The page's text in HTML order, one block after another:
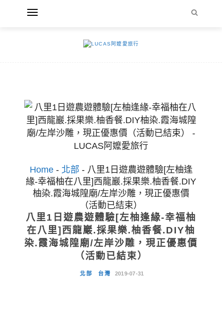
Home- 北部 - 八里1日遊農遊體驗[左柚逢
緣-幸福柚在八里]西龍巖.採果樂.柚香餐.DIY
柚染.霞海城隍廟/左岸沙雕，現正優惠價
（活動已結束）
八里1日遊農遊體驗[左柚逢緣-幸福柚
在八里]西龍巖.採果樂.柚香餐.DIY柚
染.霞海城隍廟/左岸沙雕，現正優惠價
（活動已結束）
北部 台灣 2019-07-31